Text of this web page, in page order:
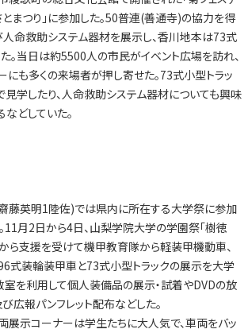
まつり」に参加した。50普連(善通寺)の協力を得
命救助システム器材を展示し、香川地本は73式
。当日は約5500人の市民がイベント広場を訪れ、
も多くの来場者が押し寄せた。73式小型トラッ
学したり、人命救助システム器材についても興味
どしていた。
藤英明1陸佐)では県内に所在する大学祭に参加
11月2日から4日、山梨学院大学の学園祭「樹徳
ら支援を受けて機甲教育隊から軽装甲機動車、
式装輪装甲車と73式小型トラックの展示を大学
室を利用して個人装備品の展示・試着やDVDの放
広報パンフレット配布などした。
示コーナーは学生たちに大人気で、車両をバッ